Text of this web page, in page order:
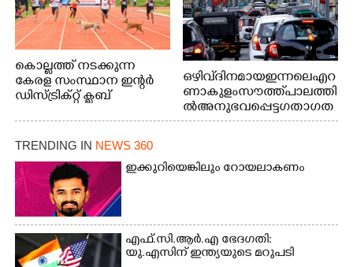
കൊല്ലത്ത് നടക്കുന്ന
കേരള സംസ്ഥാന ഇന്റർ
ഡിസ്ട്രിക്റ്റ് ക്ലബ്
ചാമ്പ്യൻഷിപ്പിൽ അണ്ടർ
20 ആൺകുട്ടികളുടെ 200
മത്സരത്തിനിടെ സിന്തറ്റിക്
ട്രാക്കിന് കുറുകെ ഓടുന്ന
നായകൾ.
ഒഴിവ് ദിനമായ ഇന്നലെ എറ
ണാകുളം സൗത്ത് പാലത്തി
ൽ അനുഭവപ്പെട്ട ഗതാഗത
ക്കുരുക്ക്
TRENDING IN NEWS 360
ഇക്കുറിയെങ്കിലും റോയലാകണം
എഫ്.സി.ആർ.എ ഭേദഗതി:
യു.എസിന് ഇന്ത്യയുടെ മറുപടി